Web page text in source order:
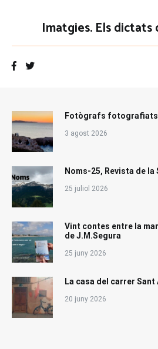
Imatgies. Els dictats
Fotògrafs fotografiats
3 agost 2026
Noms-25, Revista de
25 juliol 2026
Vint contes entre la
de J.M.Segura
25 juny 2026
La casa del carrer
20 juny 2026